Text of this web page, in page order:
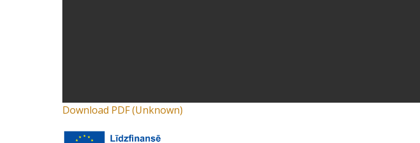
Download PDF (Unknown)